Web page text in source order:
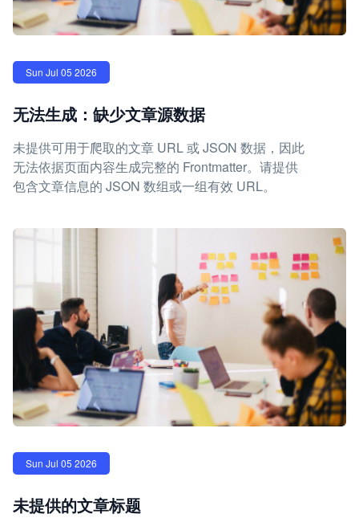
Sun Jul 05 2026
无法生成：缺少文章源数据
未提供可用于爬取的文章 URL 或 JSON 数据，因此
无法依据页面内容生成完整的 Frontmatter。请提供
包含文章信息的 JSON 数组或一组有效 URL。
Sun Jul 05 2026
未提供的文章标题